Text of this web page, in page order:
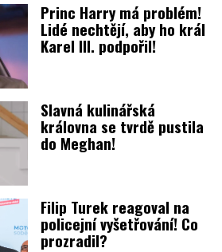
Princ Harry má problém!
Lidé nechtějí, aby ho král
Karel III. podpořil!
Slavná kulinářská
královna se tvrdě pustila
do Meghan!
Filip Turek reagoval na
policejní vyšetřování! Co
prozradil?